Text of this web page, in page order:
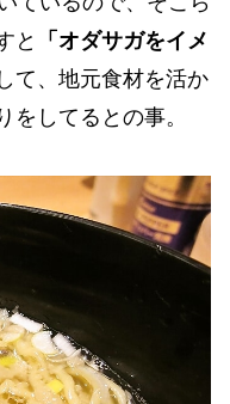
と
「オダサガをイメ
て、地元食材を活か
をしてるとの事。